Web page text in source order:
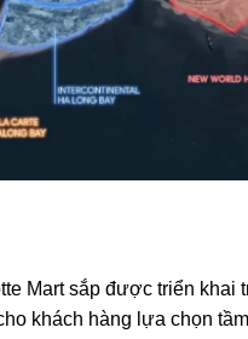
Mart sắp được triển khai
khách hàng lựa chọn